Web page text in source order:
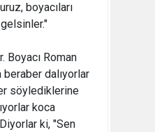
boyacıları
gelsinler."
Boyacı Roman
beraber dalıyorlar
söylediklerine
koca
ki, "Sen